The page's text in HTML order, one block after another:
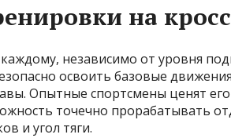
на
независимо от уровня
освоить базовые
Опытные спортсмены ценят его
точечно прорабатывать
и угол тяги.